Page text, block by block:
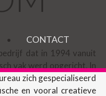
CONTACT
dat in 1994 vanuit
vak werd opgericht. In
zich gespecialiseerd
en vooral creatieve